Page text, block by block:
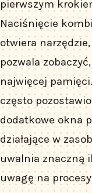
pierwszym
Naciśnięcie
otwiera narzędzie,
pozwala
najwięcej
często
dodatkowe okna
działające w
uwalnia znaczną
uwagę na